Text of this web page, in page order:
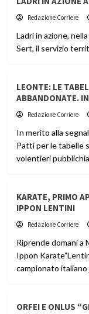
Redazione Corriere
Ladri in azione,
Sert, il servizio
LEONTE: LE
ABBANDONATE.
Redazione Corriere
In merito alla
Patti per le tabelle
volentieri
KARATE, PRIMO
IPPON LENTINI
Redazione Corriere
Riprende domani a
Ippon
campionato italiano
ORFEI E ONLUS